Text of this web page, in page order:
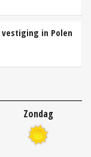
vestiging in Polen
Zondag